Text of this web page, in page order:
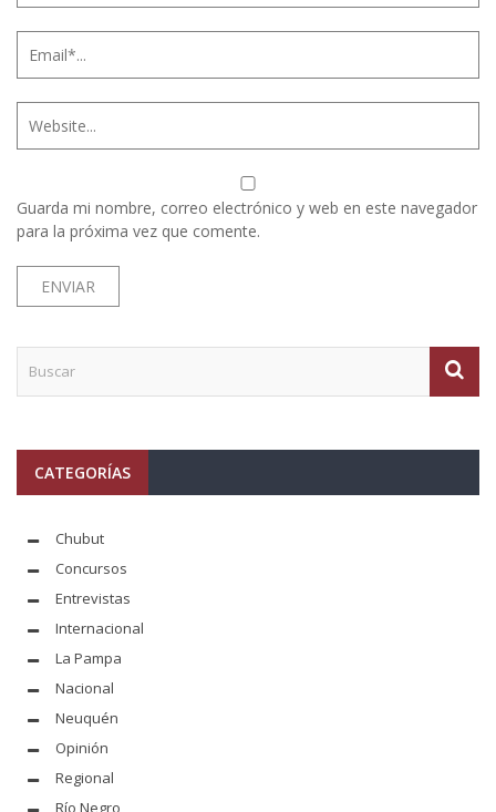
Guarda mi nombre, correo electrónico y web en este navegador
para la próxima vez que comente.
CATEGORÍAS
Chubut
Concursos
Entrevistas
Internacional
La Pampa
Nacional
Neuquén
Opinión
Regional
Río Negro